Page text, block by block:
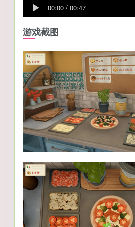
00:00 / 00:47
游戏截图